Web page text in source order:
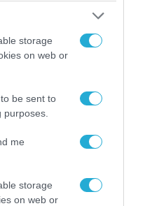
storage
on web or
be sent to
me
storage
on web or
στην